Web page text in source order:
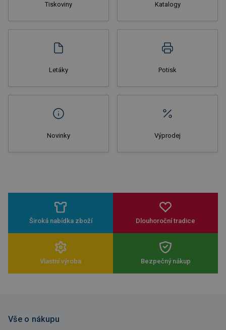
Tiskoviny Katalogy
Letáky Potisk
Novinky Výprodej
Široká nabídka zboží Dlouhoroční tradice
Vlastní výroba Bezpečný nákup
Vše o nákupu